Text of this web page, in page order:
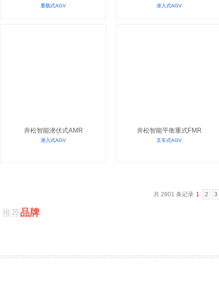
重载式AGV 潜入式AGV
井松智能潜伏式AMR
潜入式AGV
井松智能平衡重式FMR
叉车式AGV
共 2801 条记录 1 2 3
推荐品牌